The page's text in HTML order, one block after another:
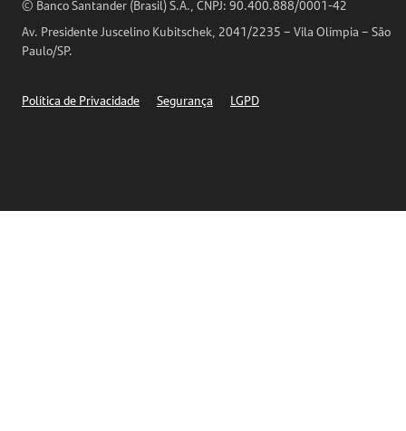
Telefones
© Banco Santander (Brasil) S.A., CNPJ: 90.400.888/0001-42
Av. Presidente Juscelino Kubitschek, 2041/2235 – Vila Olímpia – São
Paulo/SP.
Política de Privacidade Segurança LGPD